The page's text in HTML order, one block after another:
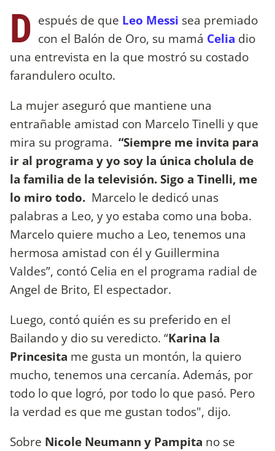
D espués de que Leo Messi sea premiado
con el Balón de Oro, su mamá Celia dio
una entrevista en la que mostró su costado
farandulero oculto.
La mujer aseguró que mantiene una
entrañable amistad con Marcelo Tinelli y que
mira su programa. “Siempre me invita para
ir al programa y yo soy la única cholula de
la familia de la televisión. Sigo a Tinelli, me
lo miro todo. Marcelo le dedicó unas
palabras a Leo, y yo estaba como una boba.
Marcelo quiere mucho a Leo, tenemos una
hermosa amistad con él y Guillermina
Valdes”, contó Celia en el programa radial de
Angel de Brito, El espectador.
Luego, contó quién es su preferido en el
Bailando y dio su veredicto. “Karina la
Princesita me gusta un montón, la quiero
mucho, tenemos una cercanía. Además, por
todo lo que logró, por todo lo que pasó. Pero
la verdad es que me gustan todos", dijo.
Sobre Nicole Neumann y Pampita no se